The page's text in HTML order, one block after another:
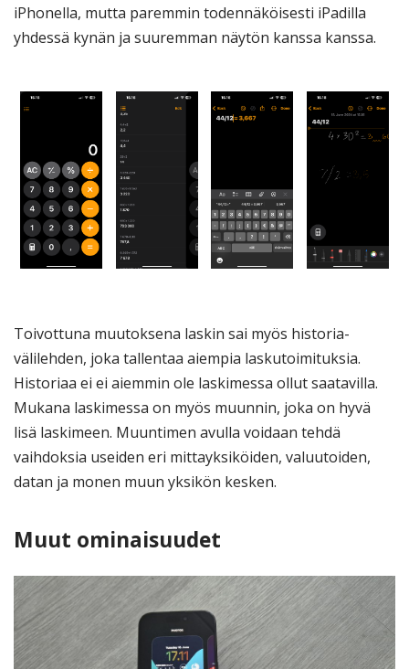
iPhonella, mutta paremmin todennäköisesti iPadilla
yhdessä kynän ja suuremman näytön kanssa kanssa.
Toivottuna muutoksena laskin sai myös historia-
välilehden, joka tallentaa aiempia laskutoimituksia.
Historiaa ei ei aiemmin ole laskimessa ollut saatavilla.
Mukana laskimessa on myös muunnin, joka on hyvä
lisä laskimeen. Muuntimen avulla voidaan tehdä
vaihdoksia useiden eri mittayksiköiden, valuutoiden,
datan ja monen muun yksikön kesken.
Muut ominaisuudet